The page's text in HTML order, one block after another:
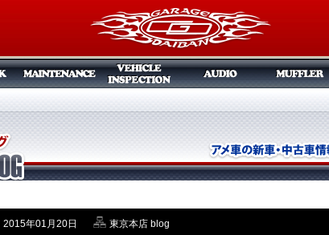
2015年01月20日 東京本店 blog